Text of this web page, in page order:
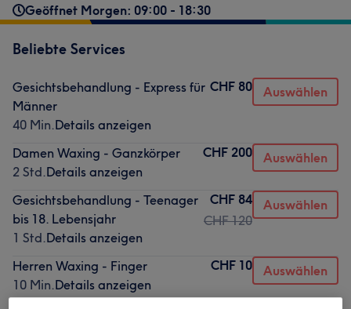
Geöffnet Morgen: 09:00 - 18:30
Beliebte Services
Gesichtsbehandlung - Express für
Männer
40 Min.Details anzeigen
CHF 80 Auswählen
Damen Waxing - Ganzkörper
2 Std.Details anzeigen
CHF 200 Auswählen
Gesichtsbehandlung - Teenager
bis 18. Lebensjahr
1 Std.Details anzeigen
CHF 84
CHF 120
Auswählen
Herren Waxing - Finger
10 Min.Details anzeigen
CHF 10 Auswählen